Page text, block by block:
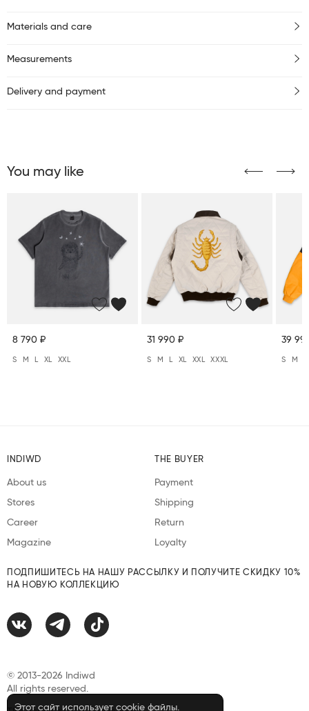
Materials and care
Measurements
Delivery and payment
You may like
8 790 ₽
S M XL XXL
31 990 ₽
S M XL XXL XXXL
39
S M
INDIWD
About us
Stores
Career
Magazine
THE BUYER
Payment
Shipping
Return
Loyalty
ПОДПИШИТЕСЬ НА НАШУ РАССЫЛКУ И ПОЛУЧИТЕ СКИДКУ 10%
НА НОВУЮ КОЛЛЕКЦИЮ
© 2013-2026 Indiwd
All rights reserved.
Этот сайт использует cookie файлы.